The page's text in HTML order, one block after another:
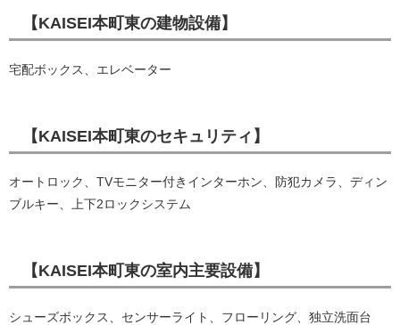
【KAISEI本町東の建物設備】
宅配ボックス、エレベーター
【KAISEI本町東のセキュリティ】
オートロック、TVモニター付きインターホン、防犯カメラ、ディン
ブルキー、上下2ロックシステム
【KAISEI本町東の室内主要設備】
シューズボックス、センサーライト、フローリング、独立洗面台